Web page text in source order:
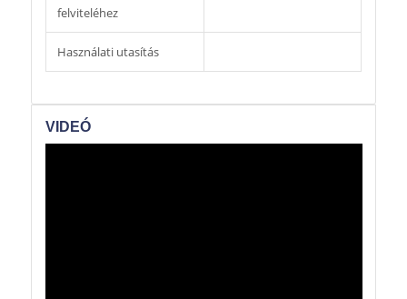
felviteléhez
Használati utasítás
VIDEÓ